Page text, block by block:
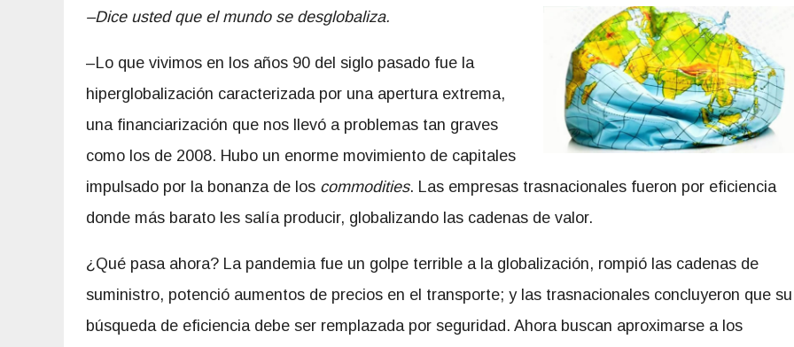
–Dice usted que el mundo se desglobaliza.
–Lo que vivimos en los años 90 del siglo pasado fue la
hiperglobalización caracterizada por una apertura extrema,
una financiarización que nos llevó a problemas tan graves
como los de 2008. Hubo un enorme movimiento de capitales
impulsado por la bonanza de los commodities. Las empresas trasnacionales fueron por eficiencia
donde más barato les salía producir, globalizando las cadenas de valor.
¿Qué pasa ahora? La pandemia fue un golpe terrible a la globalización, rompió las cadenas de
suministro, potenció aumentos de precios en el transporte; y las trasnacionales concluyeron que su
búsqueda de eficiencia debe ser remplazada por seguridad. Ahora buscan aproximarse a los